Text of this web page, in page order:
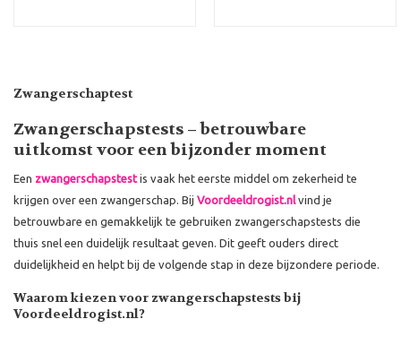
Zwangerschaptest
Zwangerschapstests – betrouwbare
uitkomst voor een bijzonder moment
Een zwangerschapstestis vaak het eerste middel om zekerheid te
krijgen over een zwangerschap. Bij Voordeeldrogist.nlvind je
betrouwbare en gemakkelijk te gebruiken zwangerschapstests die
thuis snel een duidelijk resultaat geven. Dit geeft ouders direct
duidelijkheid en helpt bij de volgende stap in deze bijzondere periode.
Waarom kiezen voor zwangerschapstests bij
Voordeeldrogist.nl?